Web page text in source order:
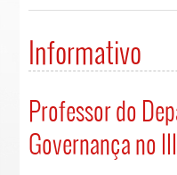
Informativo
Professor do
Governança no